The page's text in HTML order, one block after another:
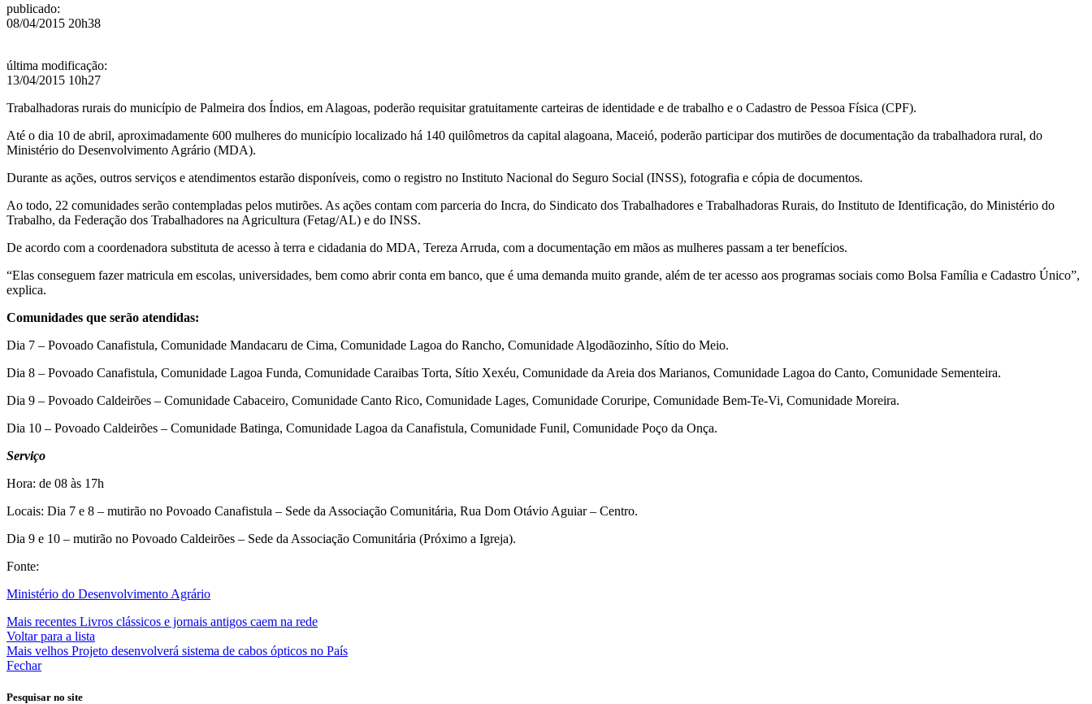
publicado:
08/04/2015 20h38
última modificação:
13/04/2015 10h27
Trabalhadoras rurais do município de Palmeira dos Índios, em Alagoas, poderão requisitar gratuitamente carteiras de identidade e de trabalho e o Cadastro de Pessoa Física (CPF).
Até o dia 10 de abril, aproximadamente 600 mulheres do município localizado há 140 quilômetros da capital alagoana, Maceió, poderão participar dos mutirões de documentação da trabalhadora rural, do
Ministério do Desenvolvimento Agrário (MDA).
Durante as ações, outros serviços e atendimentos estarão disponíveis, como o registro no Instituto Nacional do Seguro Social (INSS), fotografia e cópia de documentos.
Ao todo, 22 comunidades serão contempladas pelos mutirões. As ações contam com parceria do Incra, do Sindicato dos Trabalhadores e Trabalhadoras Rurais, do Instituto de Identificação, do Ministério do
Trabalho, da Federação dos Trabalhadores na Agricultura (Fetag/AL) e do INSS.
De acordo com a coordenadora substituta de acesso à terra e cidadania do MDA, Tereza Arruda, com a documentação em mãos as mulheres passam a ter benefícios.
“Elas conseguem fazer matricula em escolas, universidades, bem como abrir conta em banco, que é uma demanda muito grande, além de ter acesso aos programas sociais como Bolsa Família e Cadastro Único”,
explica.
Comunidades que serão atendidas:
Dia 7 – Povoado Canafistula, Comunidade Mandacaru de Cima, Comunidade Lagoa do Rancho, Comunidade Algodãozinho, Sítio do Meio.
Dia 8 – Povoado Canafistula, Comunidade Lagoa Funda, Comunidade Caraibas Torta, Sítio Xexéu, Comunidade da Areia dos Marianos, Comunidade Lagoa do Canto, Comunidade Sementeira.
Dia 9 – Povoado Caldeirões – Comunidade Cabaceiro, Comunidade Canto Rico, Comunidade Lages, Comunidade Coruripe, Comunidade Bem-Te-Vi, Comunidade Moreira.
Dia 10 – Povoado Caldeirões – Comunidade Batinga, Comunidade Lagoa da Canafistula, Comunidade Funil, Comunidade Poço da Onça.
Serviço
Hora: de 08 às 17h
Locais: Dia 7 e 8 – mutirão no Povoado Canafistula – Sede da Associação Comunitária, Rua Dom Otávio Aguiar – Centro.
Dia 9 e 10 – mutirão no Povoado Caldeirões – Sede da Associação Comunitária (Próximo a Igreja).
Fonte:
Ministério do Desenvolvimento Agrário
Mais recentes Livros clássicos e jornais antigos caem na rede
Voltar para a lista
Mais velhos Projeto desenvolverá sistema de cabos ópticos no País
Fechar
Pesquisar no site